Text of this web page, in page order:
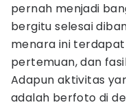
pernah menjadi
bergitu selesai
menara ini
pertemuan, dan
Adapun aktivitas
adalah berfoto di